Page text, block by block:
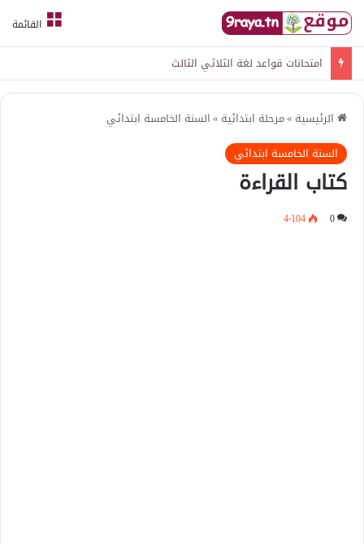
القائمة
امتحانات قواعد لغة الثلاثي الثالث
الرئيسية »مرحلة ابتدائية »السنة الخامسة ابتدائي
السنة الخامسة ابتدائي
كتاب القراءة
0 4٬104